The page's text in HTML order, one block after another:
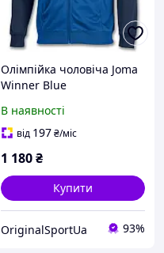
Олімпійка чоловіча Joma
Winner Blue
В наявності
від 197₴/міс
1 180₴
Купити
OriginalSportUa 93%